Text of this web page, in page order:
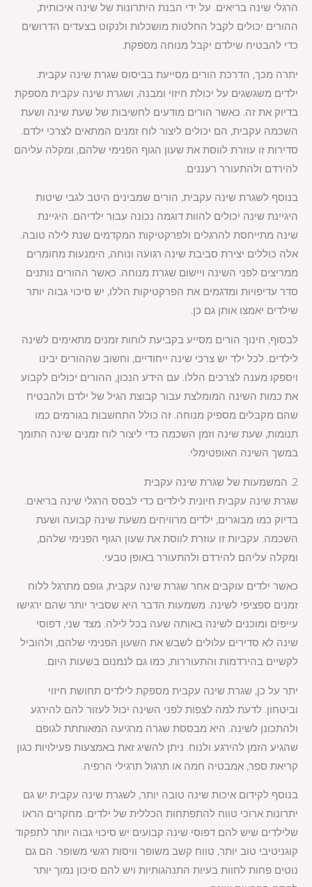
הרגלי שינה בריאים. על ידי הבנת היתרונות של שינה איכותית,
ההורים יכולים לקבל החלטות מושכלות ולנקוט בצעדים הדרושים
כדי להבטיח שילדם יקבל מנוחה מספקת.
יתרה מכך, הדרכת הורים מסייעת בביסוס שגרת שינה עקבית.
ילדים משגשגים על יכולת חיזוי ומבנה, ושגרת שינה עקבית מספקת
בדיוק את זה. כאשר הורים מודעים לחשיבות של שעת שינה ושעת
השכמה עקבית, הם יכולים ליצור לוח זמנים המתאים לצרכי ילדם.
סדירות זו עוזרת לווסת את שעון הגוף הפנימי שלהם, ומקלה עליהם
להירדם ולהתעורר רעננים.
בנוסף לשגרת שינה עקבית, הורים שמבינים היטב לגבי שיטות
היגיינת שינה יכולים להוות דוגמה נכונה עבור ילדיהם. היגיינת
שינה מתייחסת להרגלים ולפרקטיקות המקדמים שנת לילה טובה.
אלה כוללים יצירת סביבת שינה רגועה ונוחה, הימנעות מחומרים
ממריצים לפני השינה ויישום שגרת מנוחה. כאשר ההורים נותנים
סדר עדיפויות ומדגמים את הפרקטיקות הללו, יש סיכוי גבוה יותר
שילדים יאמצו אותן גם כן.
לבסוף, חינוך הורים מסייע בקביעת לוחות זמנים מתאימים לשינה
לילדים. לכל ילד יש צרכי שינה ייחודיים, וחשוב שההורים יבינו
ויספקו מענה לצרכים הללו. עם הידע הנכון, ההורים יכולים לקבוע
את כמות השינה המומלצת עבור קבוצת הגיל של ילדם ולהבטיח
שהם מקבלים מספיק מנוחה. זה כולל התחשבות בגורמים כמו
תנומות, שעת שינה וזמן השכמה כדי ליצור לוח זמנים שינה התומך
במשך השינה האופטימלי.
2. המשמעות של שגרת שינה עקבית
שגרת שינה עקבית חיונית לילדים כדי לבסס הרגלי שינה בריאים.
בדיוק כמו מבוגרים, ילדים מרוויחים משעת שינה קבועה ושעת
השכמה. עקביות זו עוזרת לווסת את שעון הגוף הפנימי שלהם,
ומקלה עליהם להירדם ולהתעורר באופן טבעי.
כאשר ילדים עוקבים אחר שגרת שינה עקבית, גופם מתרגל ללוח
זמנים ספציפי לשינה. משמעות הדבר היא שסביר יותר שהם ירגישו
עייפים ומוכנים לשינה באותה שעה בכל לילה. מצד שני, דפוסי
שינה לא סדירים עלולים לשבש את השעון הפנימי שלהם, ולהוביל
לקשיים בהירדמות והתעוררות, כמו גם לנמנום בשעות היום.
יתר על כן, שגרת שינה עקבית מספקת לילדים תחושת חיזוי
וביטחון. לדעת למה לצפות לפני השינה יכול לעזור להם להירגע
ולהתכונן לשינה. היא מבססת שגרה מרגיעה המאותתת לגופם
שהגיע הזמן להירגע ולנוח. ניתן להשיג זאת באמצעות פעילויות כגון
קריאת ספר, אמבטיה חמה או תרגול תרגילי הרפיה.
בנוסף לקידום איכות שינה טובה יותר, לשגרת שינה עקבית יש גם
יתרונות ארוכי טווח להתפתחות הכללית של ילדים. מחקרים הראו
שלילדים שיש להם דפוסי שינה קבועים יש סיכוי גבוה יותר לתפקוד
קוגניטיבי טוב יותר, טווח קשב משופר וויסות רגשי משופר. הם גם
נוטים פחות לחוות בעיות התנהגותיות ויש להם סיכון נמוך יותר